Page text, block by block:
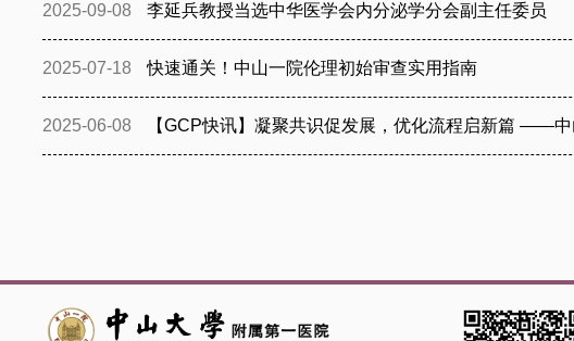
2025-09-08 李延兵教授当选中华医学会内分泌学分会副主任委员
2025-07-18 快速通关！中山一院伦理初始审查实用指南
2025-06-08 【GCP快讯】凝聚共识促发展，优化流程启新篇 ——